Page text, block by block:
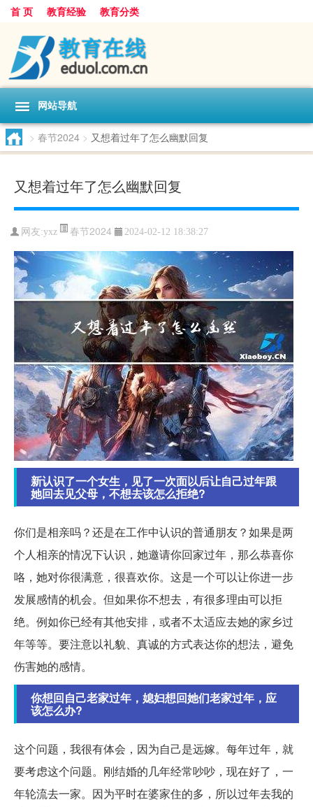
首 页 教育经验 教育分类
网站导航
> 春节2024 > 又想着过年了怎么幽默回复
又想着过年了怎么幽默回复
网友:yxz 春节2024 2024-02-12 18:38:27
新认识了一个女生，见了一次面以后让自己过年跟
她回去见父母，不想去该怎么拒绝?
你们是相亲吗？还是在工作中认识的普通朋友？如果是两
个人相亲的情况下认识，她邀请你回家过年，那么恭喜你
咯，她对你很满意，很喜欢你。这是一个可以让你进一步
发展感情的机会。但如果你不想去，有很多理由可以拒
绝。例如你已经有其他安排，或者不太适应去她的家乡过
年等等。要注意以礼貌、真诚的方式表达你的想法，避免
伤害她的感情。
你想回自己老家过年，媳妇想回她们老家过年，应
该怎么办?
这个问题，我很有体会，因为自己是远嫁。每年过年，就
要考虑这个问题。刚结婚的几年经常吵吵，现在好了，一
年轮流去一家。因为平时在婆家住的多，所以过年去我的